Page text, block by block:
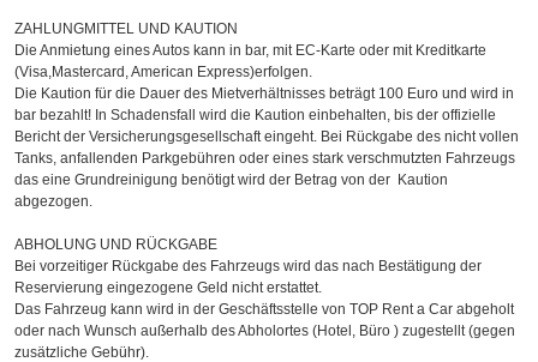
ZAHLUNGMITTEL UND KAUTION
Die Anmietung eines Autos kann in bar, mit EC-Karte oder mit Kreditkarte
(Visa,Mastercard, American Express)erfolgen.
Die Kaution für die Dauer des Mietverhältnisses beträgt 100 Euro und wird in
bar bezahlt! In Schadensfall wird die Kaution einbehalten, bis der offizielle
Bericht der Versicherungsgesellschaft eingeht. Bei Rückgabe des nicht vollen
Tanks, anfallenden Parkgebühren oder eines stark verschmutzten Fahrzeugs
das eine Grundreinigung benötigt wird der Betrag von der Kaution
abgezogen.
ABHOLUNG UND RÜCKGABE
Bei vorzeitiger Rückgabe des Fahrzeugs wird das nach Bestätigung der
Reservierung eingezogene Geld nicht erstattet.
Das Fahrzeug kann wird in der Geschäftsstelle von TOP Rent a Car abgeholt
oder nach Wunsch außerhalb des Abholortes (Hotel, Büro ) zugestellt (gegen
zusätzliche Gebühr).